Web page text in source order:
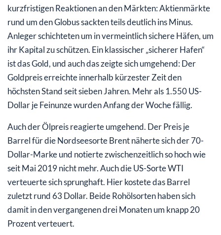
kurzfristigen Reaktionen an den Märkten: Aktienmärkte
rund um den Globus sackten teils deutlich ins Minus.
Anleger schichteten um in vermeintlich sichere Häfen, um
ihr Kapital zu schützen. Ein klassischer „sicherer Hafen“
ist das Gold, und auch das zeigte sich umgehend: Der
Goldpreis erreichte innerhalb kürzester Zeit den
höchsten Stand seit sieben Jahren. Mehr als 1.550 US-
Dollar je Feinunze wurden Anfang der Woche fällig.
Auch der Ölpreis reagierte umgehend. Der Preis je
Barrel für die Nordseesorte Brent näherte sich der 70-
Dollar-Marke und notierte zwischenzeitlich so hoch wie
seit Mai 2019 nicht mehr. Auch die US-Sorte WTI
verteuerte sich sprunghaft. Hier kostete das Barrel
zuletzt rund 63 Dollar. Beide Rohölsorten haben sich
damit in den vergangenen drei Monaten um knapp 20
Prozent verteuert.